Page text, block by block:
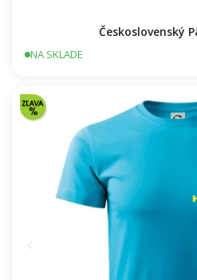
Československý
NA SKLADE